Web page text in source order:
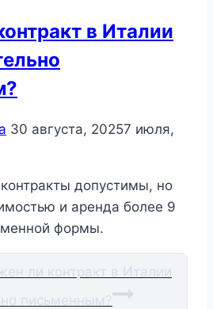
в Италии
30 августа, 20257 июля,
допустимы, но
и аренда более 9
формы.
ли контракт в Италии
письменным?